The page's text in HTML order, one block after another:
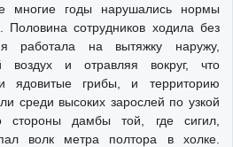
многие годы нарушались нормы
Половина сотрудников ходила без
работала на вытяжку наружу,
воздух и отравляя вокруг, что
ядовитые грибы, и территорию
среди высоких зарослей по узкой
стороны дамбы той, где сигил,
волк метра полтора в холке.